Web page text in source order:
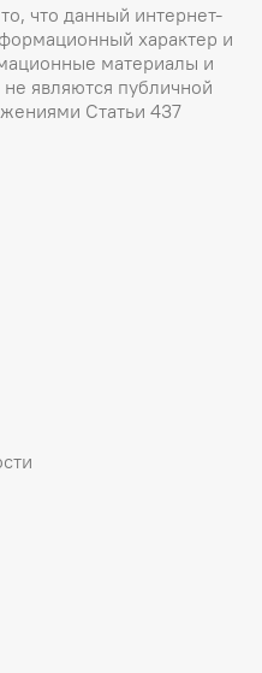
что данный интернет-
характер и
материалы и
являются публичной
Статьи 437